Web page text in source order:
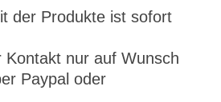
der Produkte ist sofort
Kontakt nur auf Wunsch
Paypal oder